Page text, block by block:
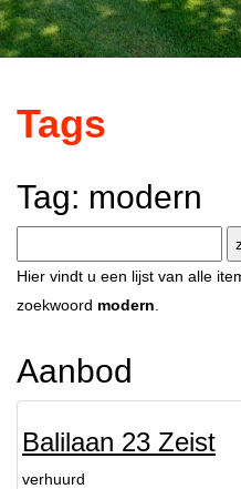
Tags
Tag: modern
Hier vindt u een lijst van alle
zoekwoord modern
Aanbod
Balilaan 23 Zeist
verhuurd